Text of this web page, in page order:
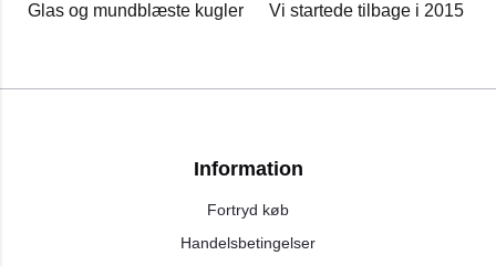
Glas og mundblæste kugler
Vi startede tilbage i 2015
Information
Fortryd køb
Handelsbetingelser